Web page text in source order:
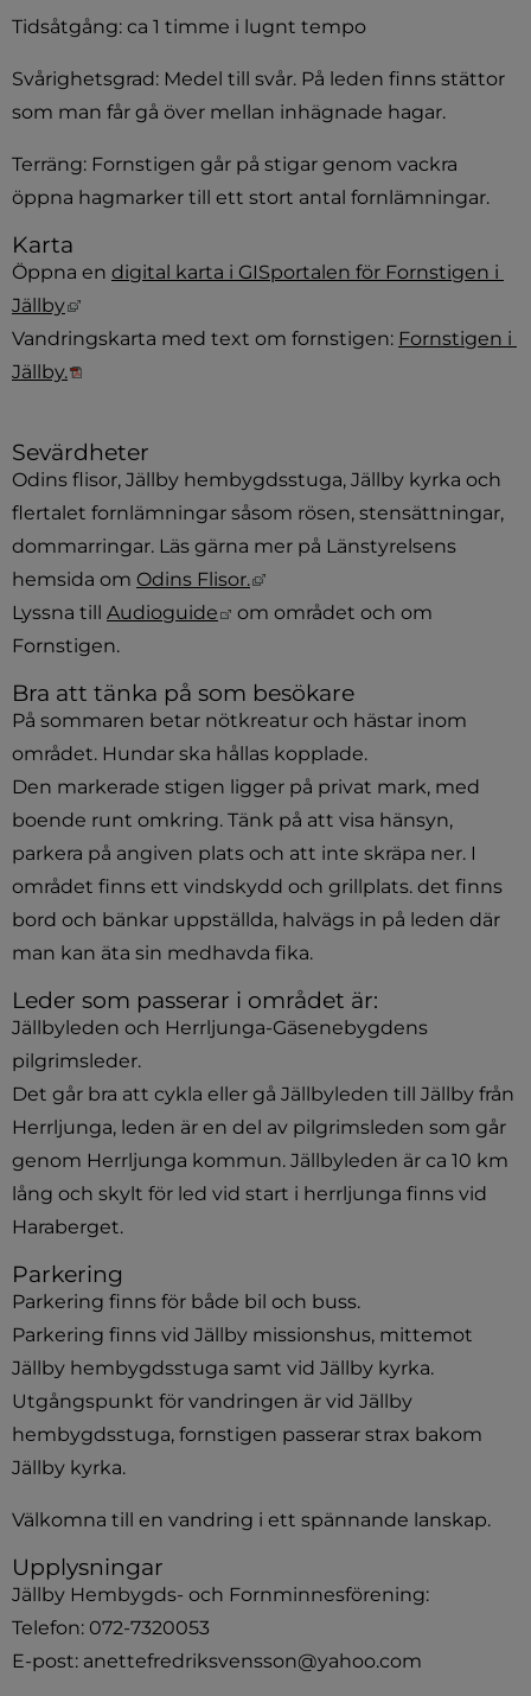
Tidsåtgång: ca 1 timme i lugnt tempo
Svårighetsgrad: Medel till svår. På leden finns stättor
som man får gå över mellan inhägnade hagar.
Terräng: Fornstigen går på stigar genom vackra
öppna hagmarker till ett stort antal fornlämningar.
Karta
Öppna en digital karta i GISportalen för Fornstigen i
Jällby
Länk till annan webbplats, öppnas i nytt
Vandringskarta med text om fornstigen: Fornstigen i
Jällby.
Pdf, 285.7 kB, öppnas i nytt fönster.
Sevärdheter
Odins flisor, Jällby hembygdsstuga, Jällby kyrka och
flertalet fornlämningar såsom rösen, stensättningar,
dommarringar. Läs gärna mer på Länstyrelsens
hemsida om Odins Flisor.
Länk till annan webbplats,
Lyssna till Audioguide Länk till annan webbplats.
om området och om
Fornstigen.
Bra att tänka på som besökare
På sommaren betar nötkreatur och hästar inom
området. Hundar ska hållas kopplade.
Den markerade stigen ligger på privat mark, med
boende runt omkring. Tänk på att visa hänsyn,
parkera på angiven plats och att inte skräpa ner. I
området finns ett vindskydd och grillplats. det finns
bord och bänkar uppställda, halvägs in på leden där
man kan äta sin medhavda fika.
Leder som passerar i området är:
Jällbyleden och Herrljunga-Gäsenebygdens
pilgrimsleder.
Det går bra att cykla eller gå Jällbyleden till Jällby från
Herrljunga, leden är en del av pilgrimsleden som går
genom Herrljunga kommun. Jällbyleden är ca 10 km
lång och skylt för led vid start i herrljunga finns vid
Haraberget.
Parkering
Parkering finns för både bil och buss.
Parkering finns vid Jällby missionshus, mittemot
Jällby hembygdsstuga samt vid Jällby kyrka.
Utgångspunkt för vandringen är vid Jällby
hembygdsstuga, fornstigen passerar strax bakom
Jällby kyrka.
Välkomna till en vandring i ett spännande lanskap.
Upplysningar
Jällby Hembygds- och Fornminnesförening:
Telefon: 072-7320053
E-post: anettefredriksvensson@yahoo.com